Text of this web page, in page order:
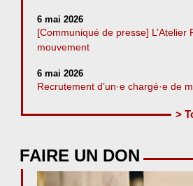
6 mai 2026
[Communiqué de presse] L’Atelier
mouvement
6 mai 2026
Recrutement d’un·e chargé·e de
>
FAIRE UN DON